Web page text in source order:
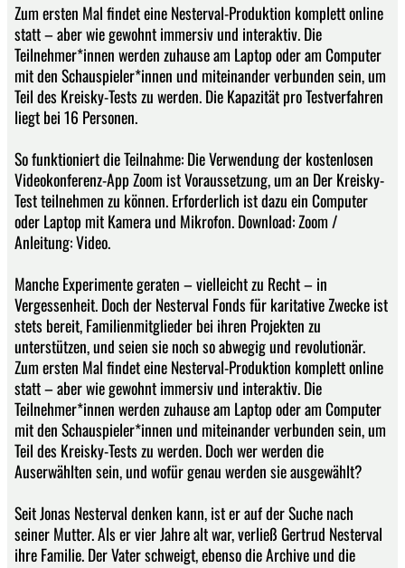
Zum ersten Mal findet eine Nesterval-Produktion komplett online
statt – aber wie gewohnt immersiv und interaktiv. Die
Teilnehmer*innen werden zuhause am Laptop oder am Computer
mit den Schauspieler*innen und miteinander verbunden sein, um
Teil des Kreisky-Tests zu werden. Die Kapazität pro Testverfahren
liegt bei 16 Personen.
So funktioniert die Teilnahme: Die Verwendung der kostenlosen
Videokonferenz-App Zoom ist Voraussetzung, um an Der Kreisky-
Test teilnehmen zu können. Erforderlich ist dazu ein Computer
oder Laptop mit Kamera und Mikrofon. Download: Zoom /
Anleitung: Video.
Manche Experimente geraten – vielleicht zu Recht – in
Vergessenheit. Doch der Nesterval Fonds für karitative Zwecke ist
stets bereit, Familienmitglieder bei ihren Projekten zu
unterstützen, und seien sie noch so abwegig und revolutionär.
Zum ersten Mal findet eine Nesterval-Produktion komplett online
statt – aber wie gewohnt immersiv und interaktiv. Die
Teilnehmer*innen werden zuhause am Laptop oder am Computer
mit den Schauspieler*innen und miteinander verbunden sein, um
Teil des Kreisky-Tests zu werden. Doch wer werden die
Auserwählten sein, und wofür genau werden sie ausgewählt?
Seit Jonas Nesterval denken kann, ist er auf der Suche nach
seiner Mutter. Als er vier Jahre alt war, verließ Gertrud Nesterval
ihre Familie. Der Vater schweigt, ebenso die Archive und die